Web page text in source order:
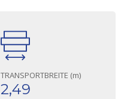
TRANSPORTBREITE (m)
2,49